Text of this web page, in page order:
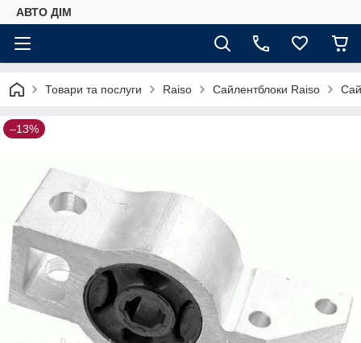
АВТО ДIМ
Товари та послуги Raiso Сайлентблоки Raiso
–13%